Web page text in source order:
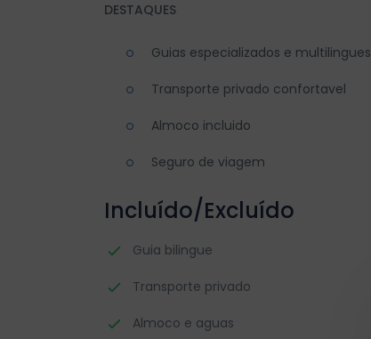
DESTAQUES
Guias especializados e multilingues
Transporte privado confortavel
Almoco incluido
Seguro de viagem
Incluído/Excluído
Guia bilingue
Transporte privado
Almoco e aguas